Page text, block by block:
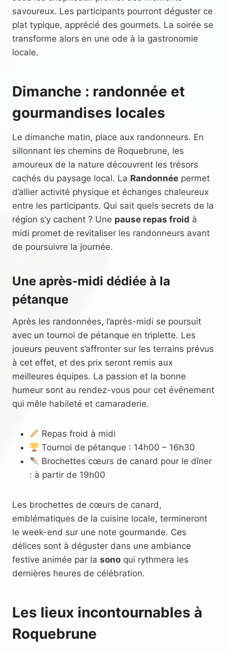
savoureux. Les participants pourront déguster ce
plat typique, apprécié des gourmets. La soirée se
transforme alors en une ode à la gastronomie
locale.
Dimanche : randonnée et
gourmandises locales
Le dimanche matin, place aux randonneurs. En
sillonnant les chemins de Roquebrune, les
amoureux de la nature découvrent les trésors
cachés du paysage local. La Randonnée permet
d’allier activité physique et échanges chaleureux
entre les participants. Qui sait quels secrets de la
région s’y cachent ? Une pause repas froid à
midi promet de revitaliser les randonneurs avant
de poursuivre la journée.
Une après-midi dédiée à la
pétanque
Après les randonnées, l’après-midi se poursuit
avec un tournoi de pétanque en triplette. Les
joueurs peuvent s’affronter sur les terrains prévus
à cet effet, et des prix seront remis aux
meilleures équipes. La passion et la bonne
humeur sont au rendez-vous pour cet événement
qui mêle habileté et camaraderie.
Repas froid à midi
Tournoi de pétanque : 14h00 – 16h30
Brochettes cœurs de canard pour le dîner
: à partir de 19h00
Les brochettes de cœurs de canard,
emblématiques de la cuisine locale, termineront
le week-end sur une note gourmande. Ces
délices sont à déguster dans une ambiance
festive animée par la sono qui rythmera les
dernières heures de célébration.
Les lieux incontournables à
Roquebrune